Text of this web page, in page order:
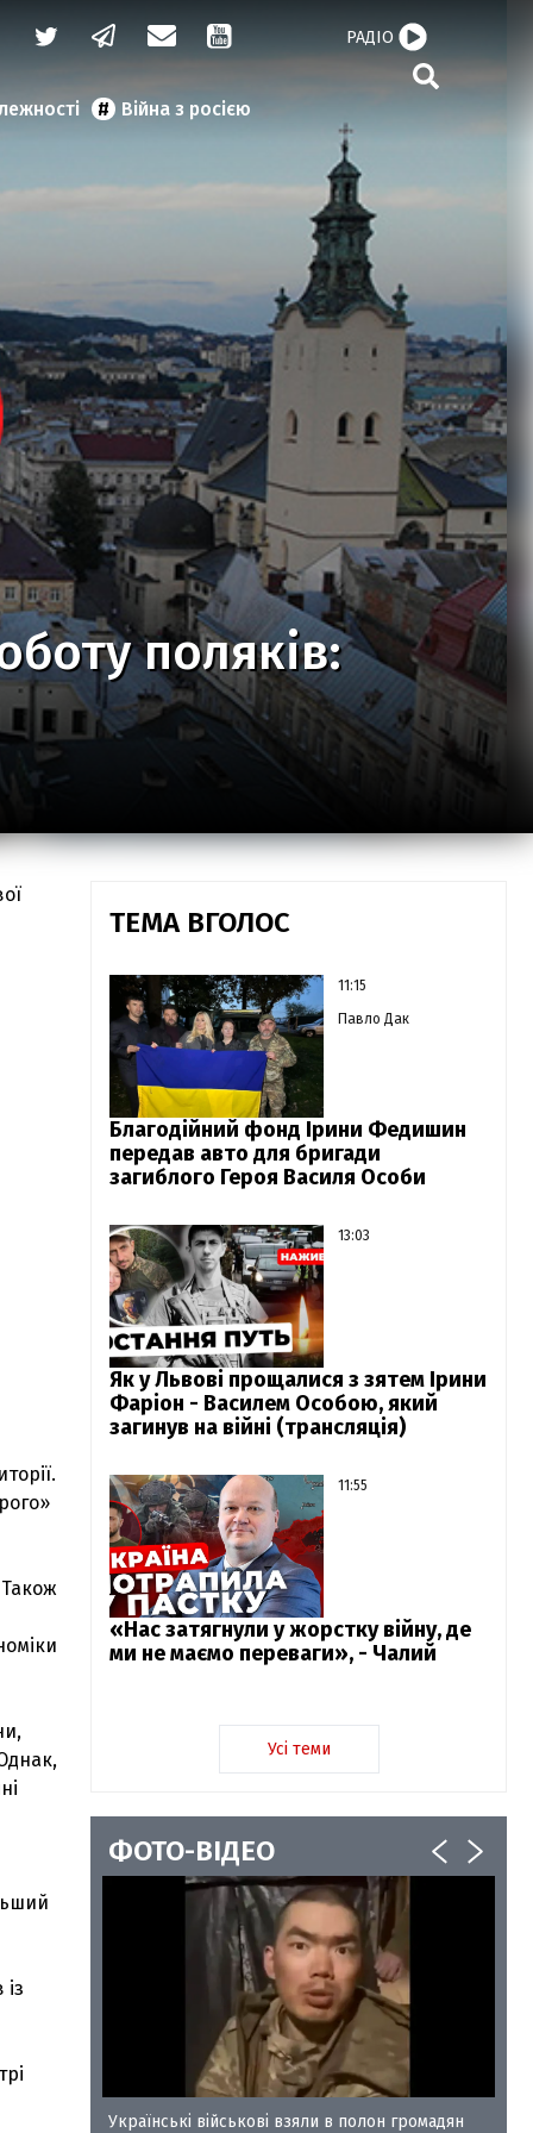
Війна з росією
РАДІО
поляків:
ТЕМА ВГОЛОС
11:15
Павло Дак
Благодійний фонд Ірини Федишин
передав авто для бригади
загиблого Героя Василя Особи
13:03
Як у Львові прощалися з зятем Ірини
Фаріон - Василем Особою, який
загинув на війні (трансляція)
11:55
«Нас затягнули у жорстку війну, де
ми не маємо переваги», - Чалий
Усі теми
ФОТО-ВІДЕО
Українські військові взяли в полон громадян